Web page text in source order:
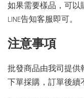
如果需要樣品，可以
LINE告知客服即可。
注意事項
批發商品由我司提供
下單採購，訂單後續